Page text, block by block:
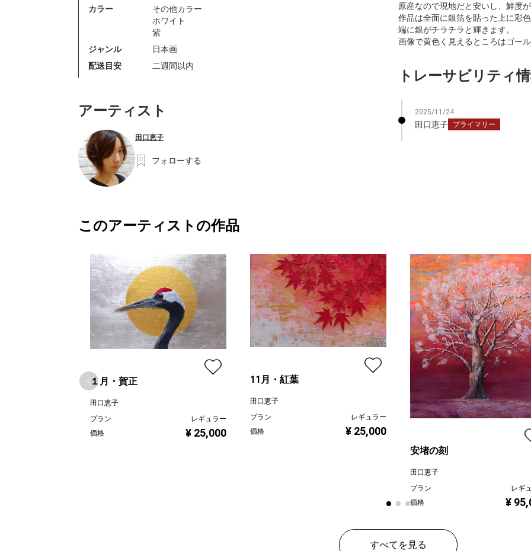
カラー
その他カラー
ホワイト
紫
ジャンル
日本画
配送目安
二週間以内
アーティスト
田口恵子
フォローする
原産なので現地だと安いし、鮮度
作品は全面に銀箔を貼った上に彩
端に銀がチラチラと輝きます。
画像で黄色く見えるところはゴー
トレーサビリティ
2025/11/24
田口恵子 プライマリー
このアーティストの作品
１月・賀正
田口恵子
プラン
レギュラー
価格
¥ 25,000
11月・紅葉
田口恵子
プラン
レギュラー
価格
¥ 25,000
安堵の刻
田口恵子
プラン
レギ
価格
¥
すべてを見る